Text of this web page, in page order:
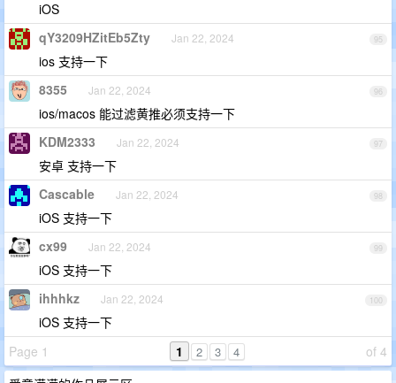
iOS
95
qY3209HZitEb5Zty Jan 22, 2024
ios 支持一下
96
8355 Jan 22, 2024
ios/macos 能过滤黄推必须支持一下
97
KDM2333 Jan 22, 2024
安卓 支持一下
98
Cascable Jan 22, 2024
iOS 支持一下
99
cx99 Jan 22, 2024
iOS 支持一下
100
ihhhkz Jan 22, 2024
iOS 支持一下
Page 1
of 4
1 2 3 4